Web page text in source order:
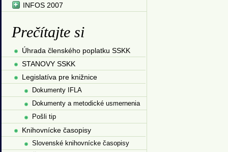
INFOS 2007
Prečítajte si
Úhrada členského poplatku SSKK
STANOVY SSKK
Legislatíva pre knižnice
Dokumenty IFLA
Dokumenty a metodické usmernenia
Pošli tip
Knihovnícke časopisy
Slovenské knihovnícke časopisy